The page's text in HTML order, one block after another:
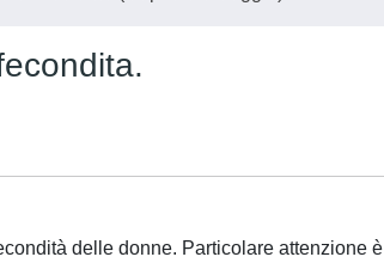
delle donne. Particolare attenzione è